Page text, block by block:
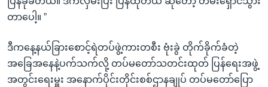
တာပေါ့။ ”
ဒီကနေ့နယ်ခြားစောင့်ရဲတပ်ဖွဲ့ကားတစီး ဗုံးခွဲ တိုက်ခိုက်ခံတဲ့
အခြေအနေနဲ့ပက်သက်လို့ တပ်မတော်သတင်းထုတ် ပြန်ရေးအဖွဲ့
အတွင်းရေးမှူး အနောက်ပိုင်းတိုင်းစစ်ဌာနချုပ် တပ်မတော်ပြော